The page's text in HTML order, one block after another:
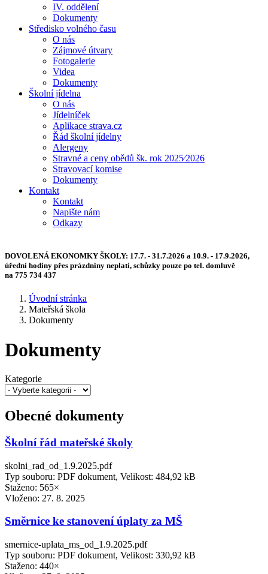
IV. oddělení
Dokumenty
Středisko volného času
O nás
Zájmové útvary
Fotogalerie
Videa
Dokumenty
Školní jídelna
O nás
Jídelníček
Aplikace strava.cz
Řád školní jídelny
Alergeny
Stravné a ceny obědů šk. rok 2025⁄2026
Stravovací komise
Dokumenty
Kontakt
Kontakt
Napište nám
Odkazy
DOVOLENÁ EKONOMKY ŠKOLY: 17.7. - 31.7.2026 a 10.9. - 17.9.2026,
úřední hodiny přes prázdniny neplatí, schůzky pouze po tel. domluvě
na 775 734 437
Úvodní stránka
Mateřská škola
Dokumenty
Dokumenty
Kategorie
Obecné dokumenty
Školní řád mateřské školy
skolni_rad_od_1.9.2025.pdf
Typ souboru: PDF dokument, Velikost: 484,92 kB
Staženo: 565×
Vloženo: 27. 8. 2025
Směrnice ke stanovení úplaty za MŠ
smernice-uplata_ms_od_1.9.2025.pdf
Typ souboru: PDF dokument, Velikost: 330,92 kB
Staženo: 440×